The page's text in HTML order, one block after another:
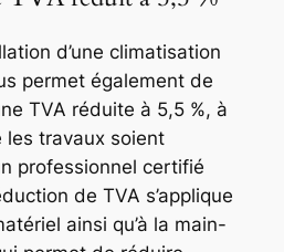
d’une climatisation
permet également de
TVA réduite à 5,5 %, à
les travaux soient
professionnel certifié
de TVA s’applique
ainsi qu’à la main-